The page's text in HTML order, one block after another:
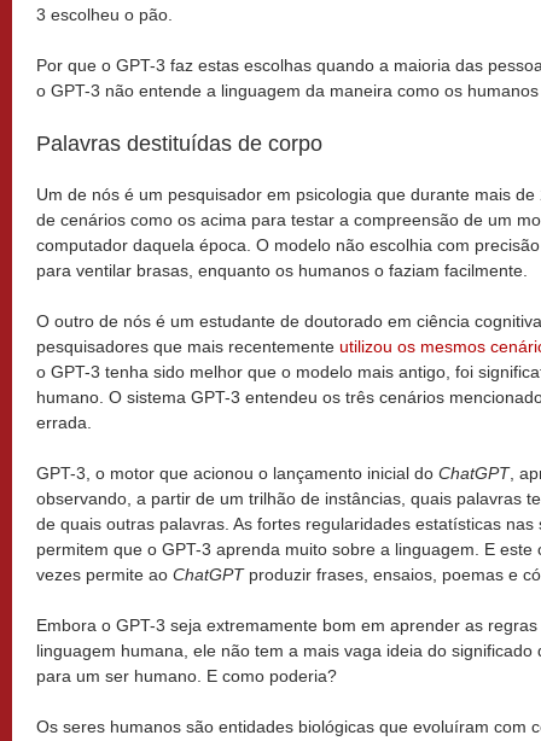
3 escolheu o pão.
Por que o GPT-3 faz estas escolhas quando a maioria das
o GPT-3 não entende a linguagem da maneira como os
Palavras destituídas de corpo
Um de nós é um pesquisador em psicologia que durante mais
de cenários como os acima para testar a compreensão de um
computador daquela época. O modelo não escolhia com
para ventilar brasas, enquanto os humanos o faziam facilmente.
O outro de nós é um estudante de doutorado em ciência
pesquisadores que mais recentemente utilizou os mesmos
o GPT-3 tenha sido melhor que o modelo mais antigo, foi
humano. O sistema GPT-3 entendeu os três cenários
errada.
GPT-3, o motor que acionou o lançamento inicial do ChatGPT,
observando, a partir de um trilhão de instâncias, quais palavras
de quais outras palavras. As fortes regularidades estatísticas
permitem que o GPT-3 aprenda muito sobre a linguagem. E
vezes permite ao ChatGPTproduzir frases, ensaios, poemas e
Embora o GPT-3 seja extremamente bom em aprender as
linguagem humana, ele não tem a mais vaga ideia do
para um ser humano. E como poderia?
Os seres humanos são entidades biológicas que evoluíram com